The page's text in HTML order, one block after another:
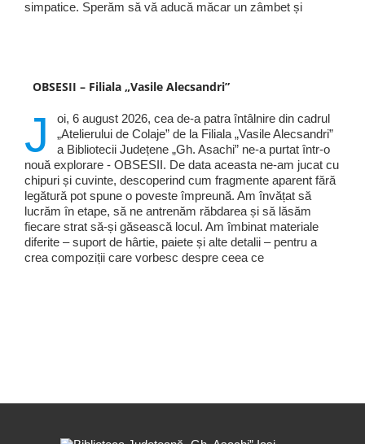
simpatice. Sperăm să vă aducă măcar un zâmbet și
OBSESII – Filiala „Vasile Alecsandri”
J
oi, 6 august 2026, cea de-a patra întâlnire din cadrul
„Atelierului de Colaje” de la Filiala „Vasile Alecsandri”
a Bibliotecii Județene „Gh. Asachi” ne-a purtat într-o
nouă explorare - OBSESII. De data aceasta ne-am jucat cu
chipuri și cuvinte, descoperind cum fragmente aparent fără
legătură pot spune o poveste împreună. Am învățat să
lucrăm în etape, să ne antrenăm răbdarea și să lăsăm
fiecare strat să-și găsească locul. Am îmbinat materiale
diferite – suport de hârtie, paiete și alte detalii – pentru a
crea compoziții care vorbesc despre ceea ce